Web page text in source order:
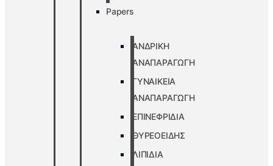
Papers
ΑΝΔΡΙΚΗ
ΑΝΑΠΑΡΑΓΩΓΗ
ΓΥΝΑΙΚΕΙΑ
ΑΝΑΠΑΡΑΓΩΓΗ
ΕΠΙΝΕΦΡΙΔΙΑ
ΘΥΡΕΟΕΙΔΗΣ
ΛΙΠΙΔΙΑ